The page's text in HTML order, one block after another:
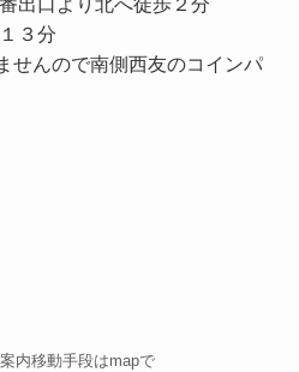
３分
せんので南側西友のコインパ
内移動手段はmapで